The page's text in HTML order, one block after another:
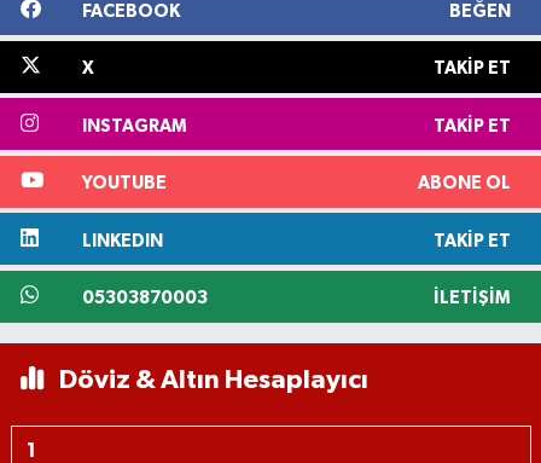
FACEBOOK BEĞEN
X TAKIP ET
INSTAGRAM TAKIP ET
YOUTUBE ABONE OL
LINKEDIN TAKIP ET
05303870003 İLETIŞIM
Döviz & Altın Hesaplayıcı